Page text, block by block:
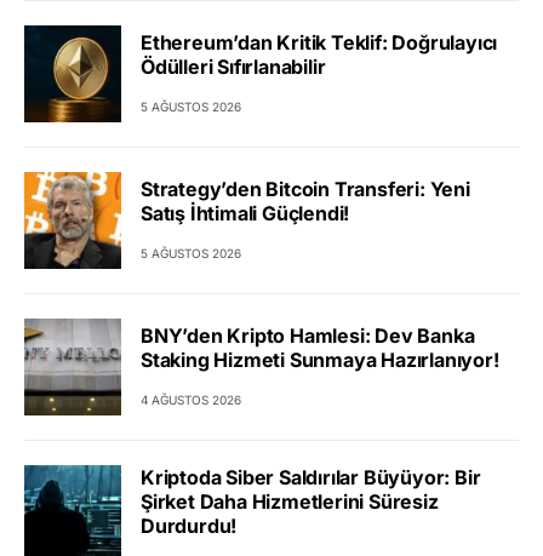
Ethereum’dan Kritik Teklif: Doğrulayıcı
Ödülleri Sıfırlanabilir
5 AĞUSTOS 2026
Strategy’den Bitcoin Transferi: Yeni
Satış İhtimali Güçlendi!
5 AĞUSTOS 2026
BNY’den Kripto Hamlesi: Dev Banka
Staking Hizmeti Sunmaya Hazırlanıyor!
4 AĞUSTOS 2026
Kriptoda Siber Saldırılar Büyüyor: Bir
Şirket Daha Hizmetlerini Süresiz
Durdurdu!